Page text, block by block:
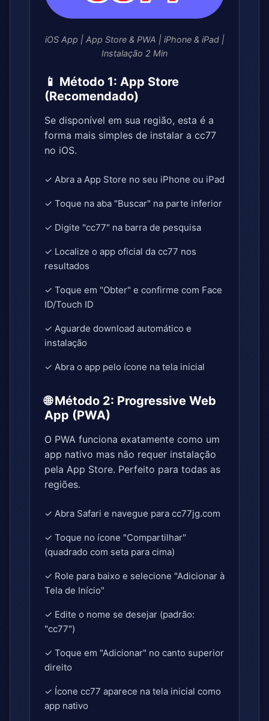
iOS App | App Store & PWA | iPhone & iPad |
Instalação 2 Min
📱 Método 1: App Store
(Recomendado)
Se disponível em sua região, esta é a
forma mais simples de instalar a cc77
no iOS.
✓ Abra a App Store no seu iPhone ou iPad
✓ Toque na aba "Buscar" na parte inferior
✓ Digite "cc77" na barra de pesquisa
✓ Localize o app oficial da cc77 nos
resultados
✓ Toque em "Obter" e confirme com Face
ID/Touch ID
✓ Aguarde download automático e
instalação
✓ Abra o app pelo ícone na tela inicial
🌐 Método 2: Progressive Web
App (PWA)
O PWA funciona exatamente como um
app nativo mas não requer instalação
pela App Store. Perfeito para todas as
regiões.
✓ Abra Safari e navegue para cc77jg.com
✓ Toque no ícone "Compartilhar"
(quadrado com seta para cima)
✓ Role para baixo e selecione "Adicionar à
Tela de Início"
✓ Edite o nome se desejar (padrão:
"cc77")
✓ Toque em "Adicionar" no canto superior
direito
✓ Ícone cc77 aparece na tela inicial como
app nativo